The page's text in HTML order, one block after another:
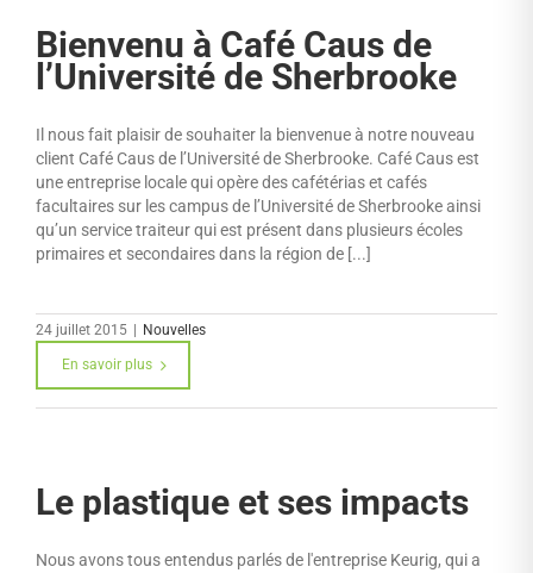
Bienvenu à Café Caus de
l’Université de Sherbrooke
Il nous fait plaisir de souhaiter la bienvenue à notre nouveau
client Café Caus de l’Université de Sherbrooke. Café Caus est
une entreprise locale qui opère des cafétérias et cafés
facultaires sur les campus de l’Université de Sherbrooke ainsi
qu’un service traiteur qui est présent dans plusieurs écoles
primaires et secondaires dans la région de [...]
24 juillet 2015 Nouvelles
En savoir plus
Le plastique et ses impacts
Nous avons tous entendus parlés de l'entreprise Keurig, qui a